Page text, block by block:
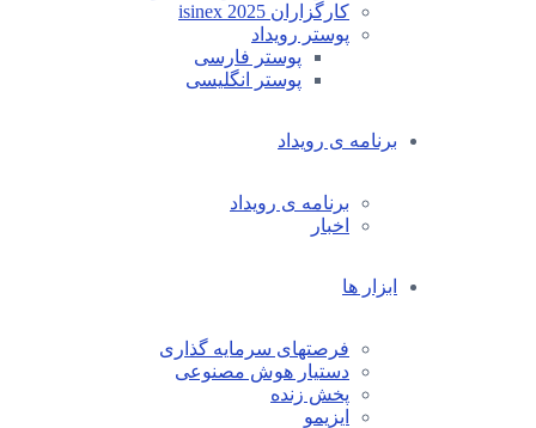
کارگزاران isinex 2025
پوستر رویداد
پوستر فارسی
پوستر انگلیسی
برنامه ی رویداد
برنامه ی رویداد
اخبار
ابزار ها
فرصتهای سرمایه گذاری
دستیار هوش مصنوعی
پخش زنده
ایزیمو